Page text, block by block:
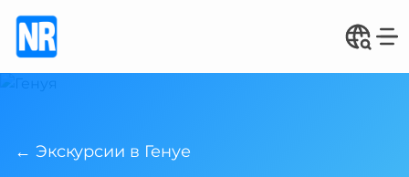
← Экскурсии в Генуе